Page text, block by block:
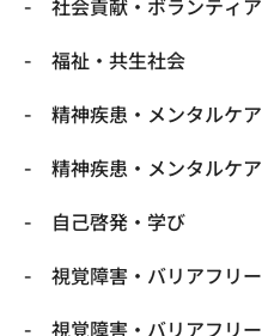
社会貢献・ボランティア
福祉・共生社会
精神疾患・メンタルケア
精神疾患・メンタルケア
自己啓発・学び
視覚障害・バリアフリー
視覚障害・バリアフリー